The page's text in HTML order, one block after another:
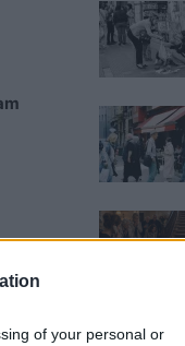
of your personal or